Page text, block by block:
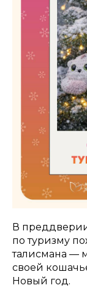
В
по туризму
талисмана —
своей
Новый год.